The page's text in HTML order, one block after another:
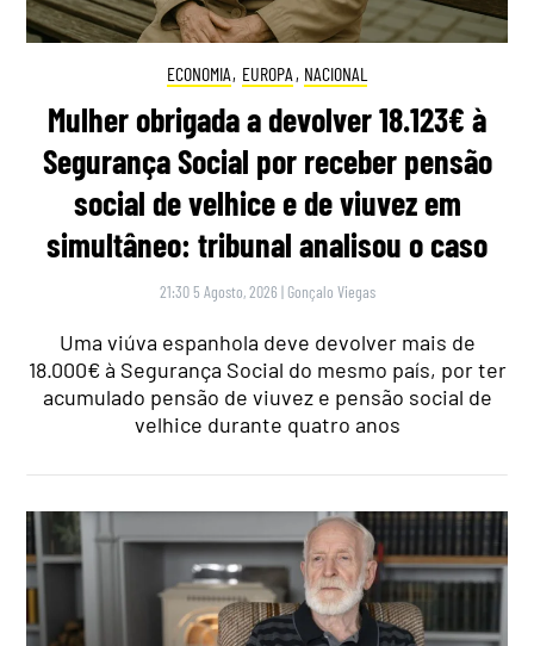
ECONOMIA, EUROPA , NACIONAL
Mulher obrigada a devolver 18.123€ à
Segurança Social por receber pensão
social de velhice e de viuvez em
simultâneo: tribunal analisou o caso
21:30 5 Agosto, 2026 | Gonçalo Viegas
Uma viúva espanhola deve devolver mais de
18.000€ à Segurança Social do mesmo país, por ter
acumulado pensão de viuvez e pensão social de
velhice durante quatro anos